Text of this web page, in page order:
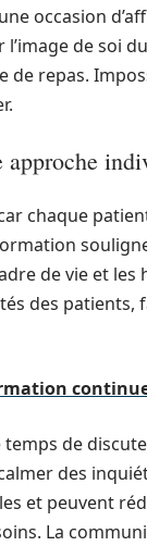
occasion
de soi
de repas.
approche
chaque
de vie et
des patients,
de
des
et peuvent
La